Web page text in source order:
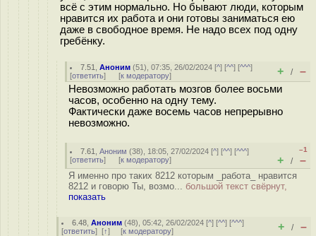
всё с этим нормально. Но бывают люди, которым
нравится их работа и они готовы заниматься ею
даже в свободное время. Не надо всех под одну
гребёнку.
7.51 ,Аноним (51), 07:35, 26/02/2024 [^] [^^] [^^^]
[ответить] [к модератору] + / –
Невозможно работать мозгов более восьми
часов, особенно на одну тему.
Фактически даже восемь часов непрерывно
невозможно.
7.61 ,Аноним (38), 18:05, 27/02/2024 [^] [^^] [^^^]
[ответить] [к модератору]
–1
+ / –
Я именно про таких 8212 которым _работа_ нравится
8212 и говорю Ты, возмо... большой текст свёрнут,
показать
6.48 ,Аноним (48), 05:42, 26/02/2024 [^] [^^] [^^^]
[ответить] [↑] [к модератору] + / –